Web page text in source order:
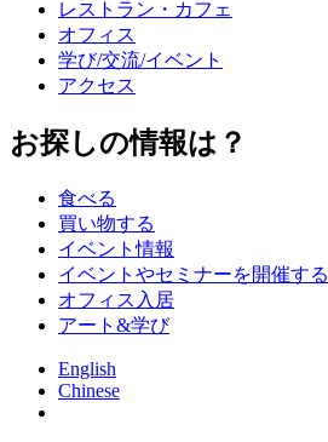
レストラン・カフェ
オフィス
学び/交流/イベント
アクセス
お探しの情報は？
食べる
買い物する
イベント情報
イベントやセミナーを開催する
オフィス入居
アート&学び
English
Chinese